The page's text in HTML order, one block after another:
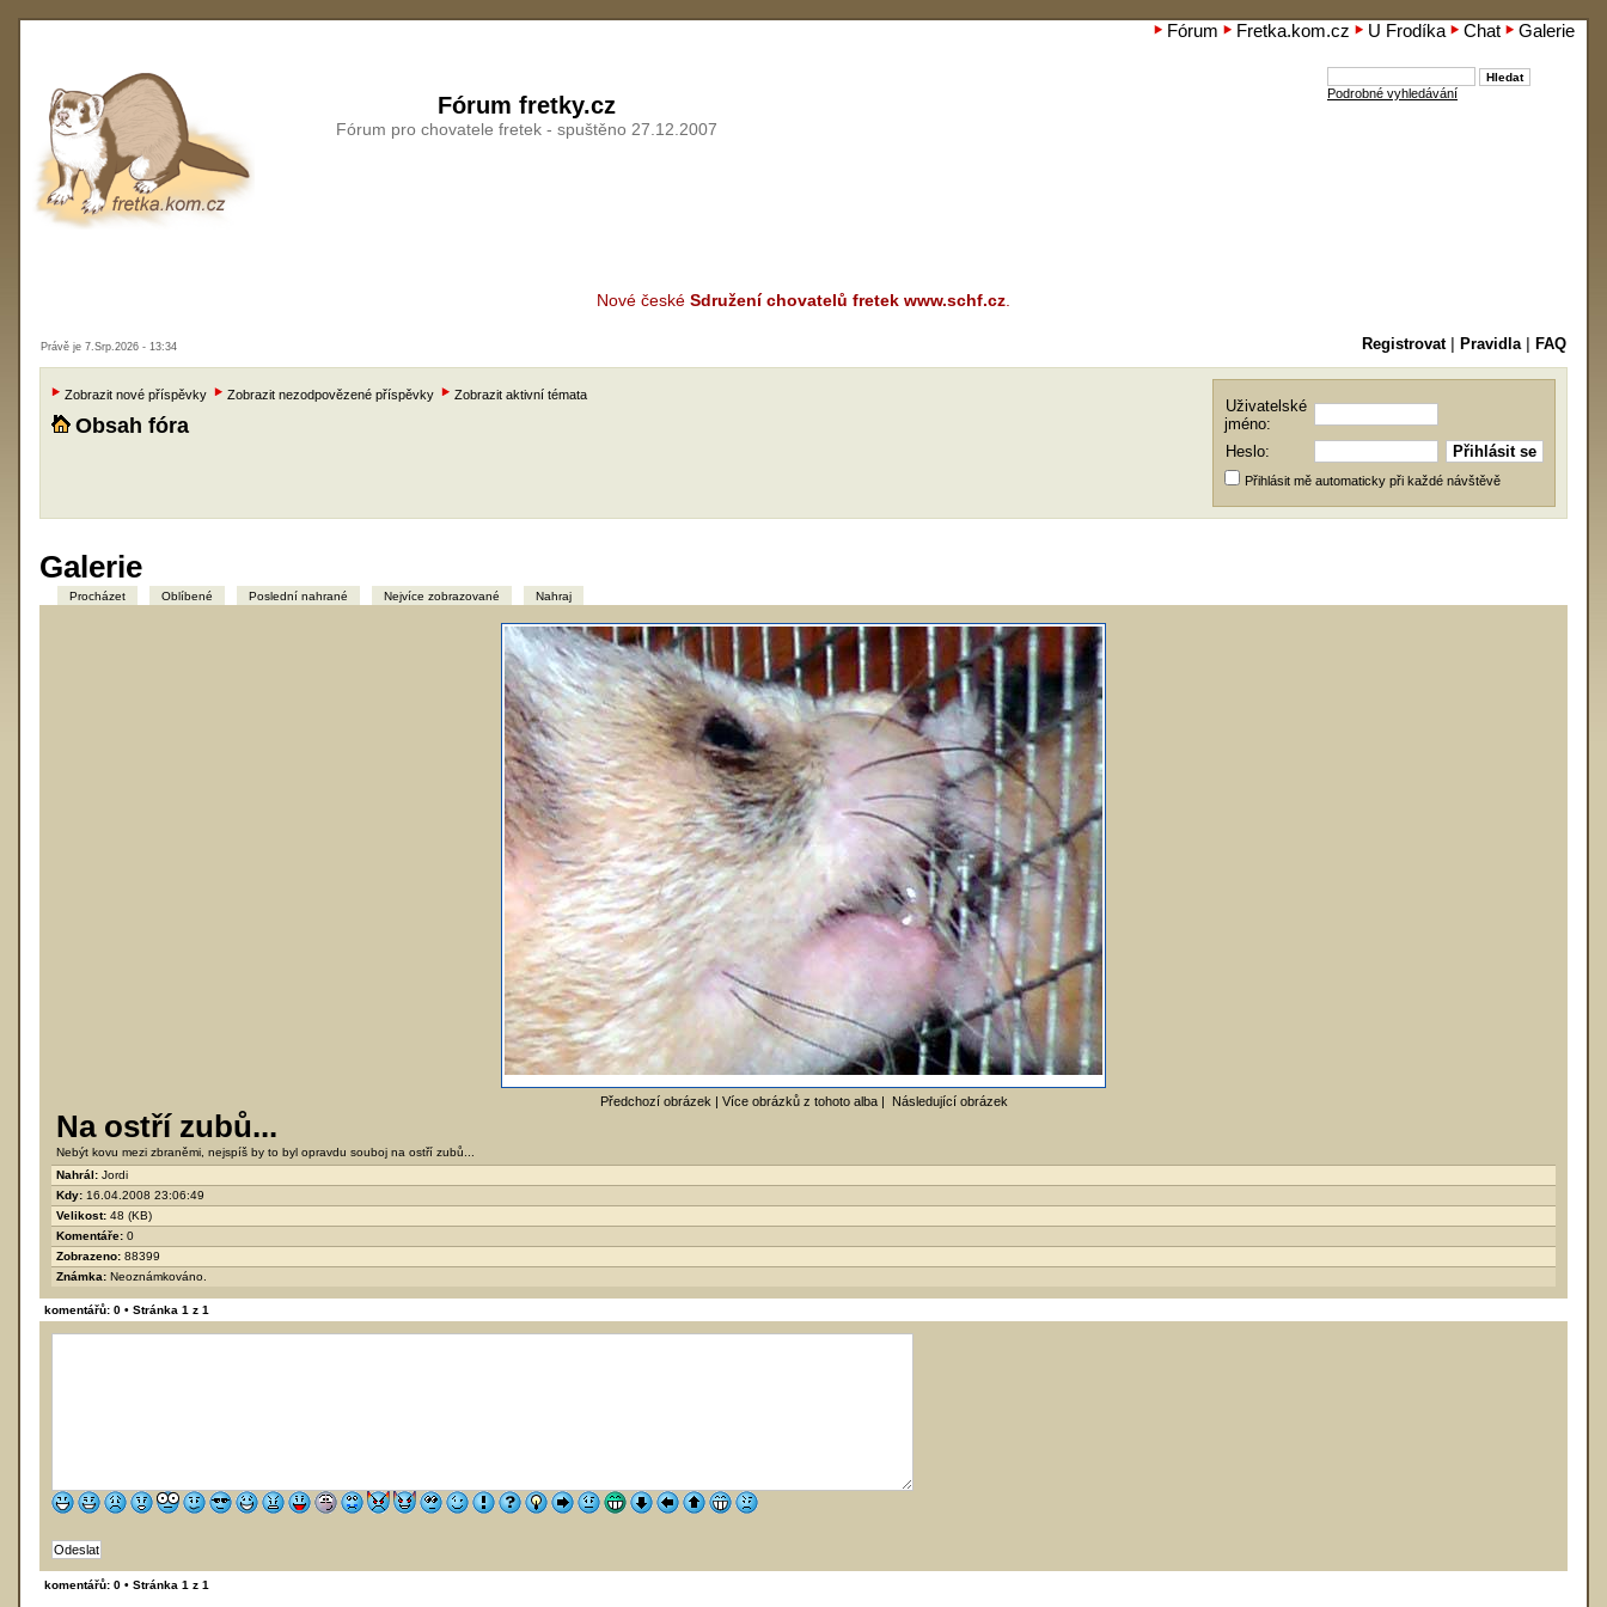
Fórum Fretka.kom.cz U Frodíka Chat Galerie
Fórum fretky.cz
Fórum pro chovatele fretek - spuštěno 27.12.2007
Podrobné vyhledávání
Nové české Sdružení chovatelů fretek www.schf.cz
Právě je 7.Srp.2026 - 13:34 Registrovat| Pravidla| FAQ
Zobrazit nové příspěvky Zobrazit nezodpovězené příspěvky Zobrazit aktivní témata
Obsah fóra
Uživatelské
jméno:
Heslo:
Přihlásit mě automaticky při každé návštěvě
Galerie
Procházet Oblíbené Poslední nahrané Nejvíce zobrazované Nahraj
Předchozí obrázek | Více obrázků z tohoto alba| Následující obrázek
Na ostří zubů...
Nebýt kovu mezi zbraněmi, nejspíš by to byl opravdu souboj na ostří zubů...
Nahrál: Jordi
Kdy: 16.04.2008 23:06:49
Velikost: 48 (KB)
Komentáře: 0
Zobrazeno: 88399
Známka: Neoznámkováno.
komentářů: 0 • Stránka 1 z 1
komentářů: 0 • Stránka 1 z 1